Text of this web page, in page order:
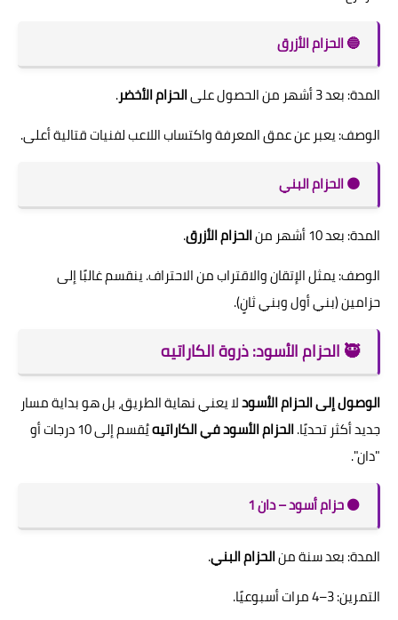
🔵 الحزام الأزرق
المدة: بعد 3 أشهر من الحصول على
الحزام الأخضر.
الوصف: يعبر عن عمق المعرفة واكتساب اللاعب لفنيات قتالية أعلى.
🟤 الحزام البني
المدة: بعد 10 أشهر من
الحزام الأزرق.
الوصف: يمثل الإتقان والاقتراب من الاحتراف. ينقسم غالبًا إلى
حزامين (بني أول وبني ثانٍ).
🥷 الحزام الأسود: ذروة الكاراتيه
الوصول إلى الحزام الأسودلا يعني نهاية الطريق، بل هو بداية مسار
جديد أكثر تحديًا.الحزام الأسود في الكاراتيه
يُقسم إلى 10 درجات أو
"دان".
⚫️ حزام أسود – دان 1
المدة: بعد سنة منالحزام البني.
التمرين: 3–4 مرات أسبوعيًا.